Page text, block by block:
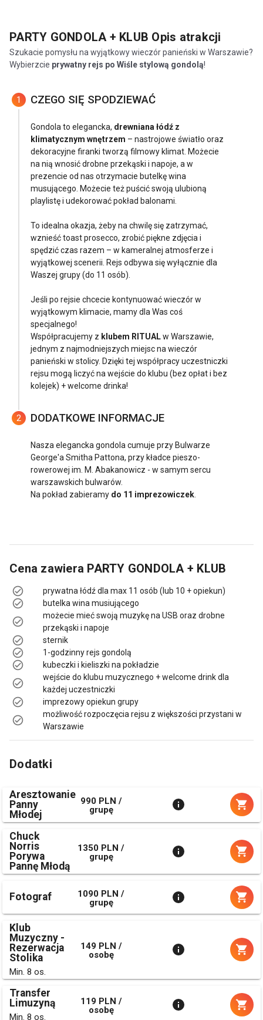
PARTY GONDOLA + KLUB Opis atrakcji
Szukacie pomysłu na wyjątkowy wieczór panieński w Warszawie?
Wybierzcie prywatny rejs po Wiśle stylową gondolą!
1 CZEGO SIĘ SPODZIEWAĆ
Gondola to elegancka, drewniana łódź z
klimatycznym wnętrzem – nastrojowe światło oraz
dekoracyjne firanki tworzą filmowy klimat. Możecie
na nią wnosić drobne przekąski i napoje, a w
prezencie od nas otrzymacie butelkę wina
musującego. Możecie też puścić swoją ulubioną
playlistę i udekorować pokład balonami.
To idealna okazja, żeby na chwilę się zatrzymać,
wznieść toast prosecco, zrobić piękne zdjęcia i
spędzić czas razem – w kameralnej atmosferze i
wyjątkowej scenerii. Rejs odbywa się wyłącznie dla
Waszej grupy (do 11 osób).
Jeśli po rejsie chcecie kontynuować wieczór w
wyjątkowym klimacie, mamy dla Was coś
specjalnego!
Współpracujemy z klubem RITUALw Warszawie,
jednym z najmodniejszych miejsc na wieczór
panieński w stolicy. Dzięki tej współpracy uczestniczki
rejsu mogą liczyć na wejście do klubu (bez opłat i bez
kolejek) + welcome drinka!
2 DODATKOWE INFORMACJE
Nasza elegancka gondola cumuje przy Bulwarze
George'a Smitha Pattona, przy kładce pieszo-
rowerowej im. M. Abakanowicz - w samym sercu
warszawskich bulwarów.
Na pokład zabieramy do 11 imprezowiczek
Cena zawiera PARTY GONDOLA + KLUB
prywatna łódź dla max 11 osób (lub 10 + opiekun)
butelka wina musiującego
możecie mieć swoją muzykę na USB oraz drobne
przekąski i napoje
sternik
1-godzinny rejs gondolą
kubeczki i kieliszki na pokładzie
wejście do klubu muzycznego + welcome drink dla
każdej uczestniczki
imprezowy opiekun grupy
możliwość rozpoczęcia rejsu z większości przystani w
Warszawie
Dodatki
Aresztowanie
Panny
Młodej
990 PLN /
grupę
Chuck
Norris
Porywa
Pannę Młodą
1350 PLN /
grupę
Fotograf
1090 PLN /
grupę
Klub
Muzyczny -
Rezerwacja
Stolika
Min. 8 os.
149 PLN /
osobę
Transfer
Limuzyną
Min. 8 os.
119 PLN /
osobę